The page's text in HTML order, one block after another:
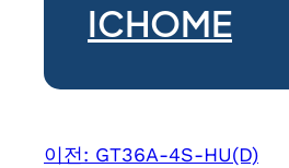
ICHOME
이전: GT36A-4S-HU(D)